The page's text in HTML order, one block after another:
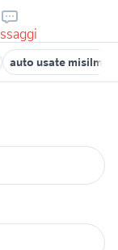
auto usate misilmeri